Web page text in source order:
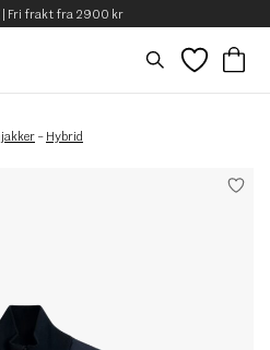
| Fri frakt fra 2900 kr
– Hybrid